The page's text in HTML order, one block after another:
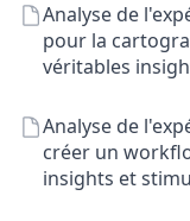
Analyse de
pour la
véritables
Analyse de
créer un
insights et